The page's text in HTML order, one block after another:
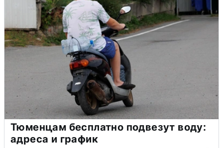
Тюменцам бесплатно подвезут воду:
адреса и график